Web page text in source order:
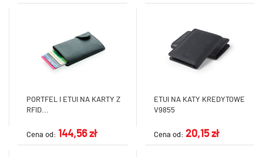
PORTFEL I ETUI NA KARTY Z
RFID...
Cena od: 144,56 zł
ETUI NA KATY KREDYTOWE
V9855
Cena od: 20,15 zł